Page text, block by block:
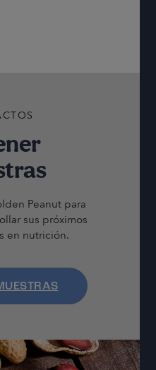
Peanut para
sus próximos
en nutrición.